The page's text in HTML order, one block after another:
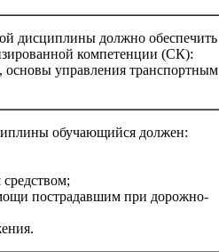
дисциплины должно обеспечить
компетенции (СК):
управления транспортным
обучающийся должен:
пострадавшим при дорожно-